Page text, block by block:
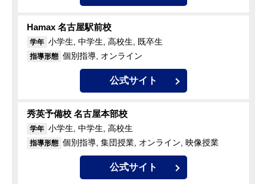
Hamax 名古屋駅前校
学年 小学生, 中学生, 高校生, 既卒生
指導形態 個別指導, オンライン
公式サイト
秀英予備校 名古屋本部校
学年 小学生, 中学生, 高校生
指導形態 個別指導, 集団授業, オンライン, 映像授業
公式サイト